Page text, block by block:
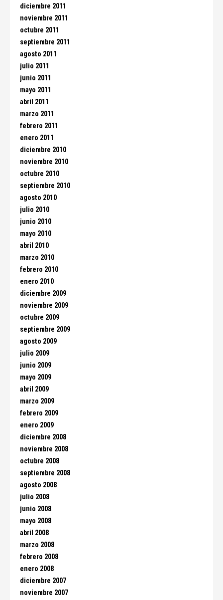
diciembre 2011
noviembre 2011
octubre 2011
septiembre 2011
agosto 2011
julio 2011
junio 2011
mayo 2011
abril 2011
marzo 2011
febrero 2011
enero 2011
diciembre 2010
noviembre 2010
octubre 2010
septiembre 2010
agosto 2010
julio 2010
junio 2010
mayo 2010
abril 2010
marzo 2010
febrero 2010
enero 2010
diciembre 2009
noviembre 2009
octubre 2009
septiembre 2009
agosto 2009
julio 2009
junio 2009
mayo 2009
abril 2009
marzo 2009
febrero 2009
enero 2009
diciembre 2008
noviembre 2008
octubre 2008
septiembre 2008
agosto 2008
julio 2008
junio 2008
mayo 2008
abril 2008
marzo 2008
febrero 2008
enero 2008
diciembre 2007
noviembre 2007